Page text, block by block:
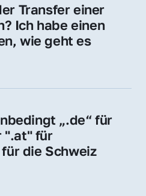
Transfer einer
Ich habe einen
wie geht es
übernehmen. Gerne
„.de“ für
".at" für
die Schweiz